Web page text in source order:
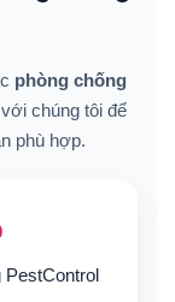
phòng chống
chúng tôi để
phù hợp.
PestControl